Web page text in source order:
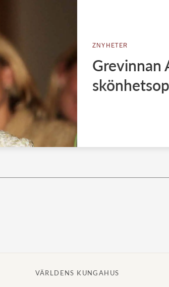
ZNYHETER
Grevinnan
VÄRLDENS KUNGAHUS